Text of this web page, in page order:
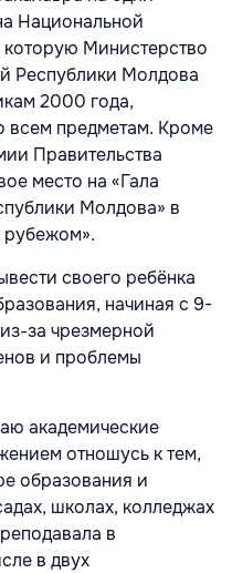
Национальной
Министерство
Республики Молдова
2000 года,
предметам. Кроме
Правительства
место на «Гала
Молдова» в
рубежом».
своего ребёнка
начиная с 9-
за чрезмерной
и проблемы
академические
отношусь к тем,
образования и
школах, колледжах
в
в двух